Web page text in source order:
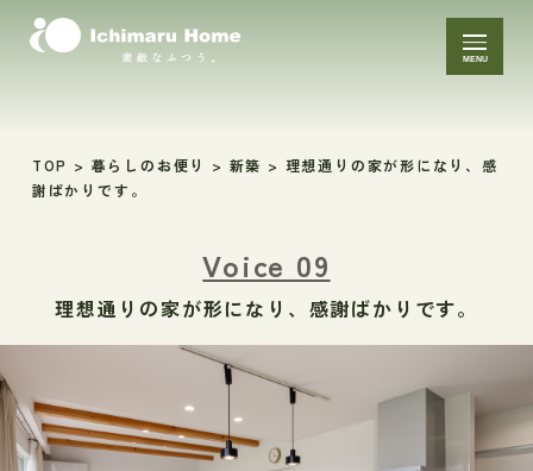
MENU
TOP > 暮らしのお便り > 新築 > 理想通りの家が形になり、感
謝ばかりです。
Voice 09
理想通りの家が形になり、感謝ばかりです。